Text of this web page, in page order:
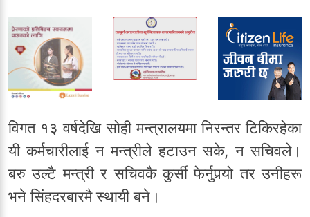
विगत १३ वर्षदेखि सोही मन्त्रालयमा निरन्तर टिकिरहेका
यी कर्मचारीलाई न मन्त्रीले हटाउन सके, न सचिवले।
बरु उल्टै मन्त्री र सचिवकै कुर्सी फेर्नुपर्‍यो तर उनीहरू
भने सिंहदरबारमै स्थायी बने।